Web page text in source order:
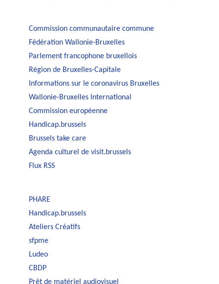
Commission communautaire commune
Fédération Wallonie-Bruxelles
Parlement francophone bruxellois
Région de Bruxelles-Capitale
Informations sur le coronavirus Bruxelles
Wallonie-Bruxelles International
Commission européenne
Handicap.brussels
Brussels take care
Agenda culturel de visit.brussels
Flux RSS
PHARE
Handicap.brussels
Ateliers Créatifs
sfpme
Ludeo
CBDP
Prêt de matériel audiovisuel